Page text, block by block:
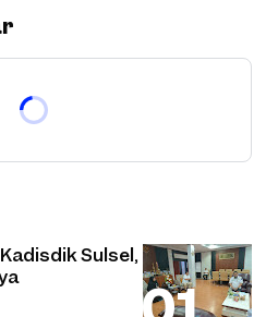
Sulsel,